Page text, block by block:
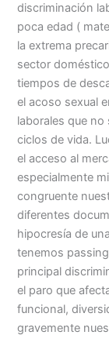
discriminación
poca edad (
la extrema
sector
tiempos de
el acoso sexual
laborales que
ciclos de vida.
el acceso al
especialmente
congruente
diferentes
hipocresía de
tenemos
principal
el paro que
funcional,
gravemente